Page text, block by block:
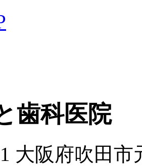
歯科医院
大阪府吹田